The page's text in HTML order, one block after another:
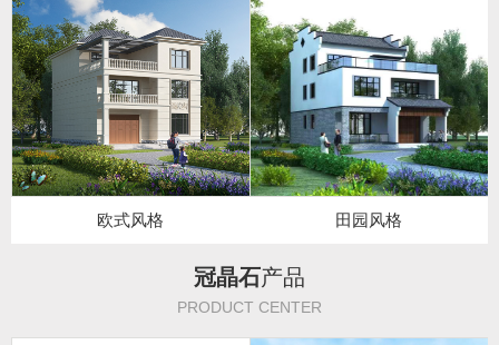
欧式风格 田园风格
冠晶石产品
PRODUCT CENTER